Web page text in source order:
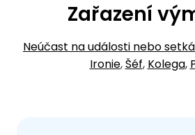
Zařazení
Neúčast na události nebo
Ironie,Šéf, Kolega,